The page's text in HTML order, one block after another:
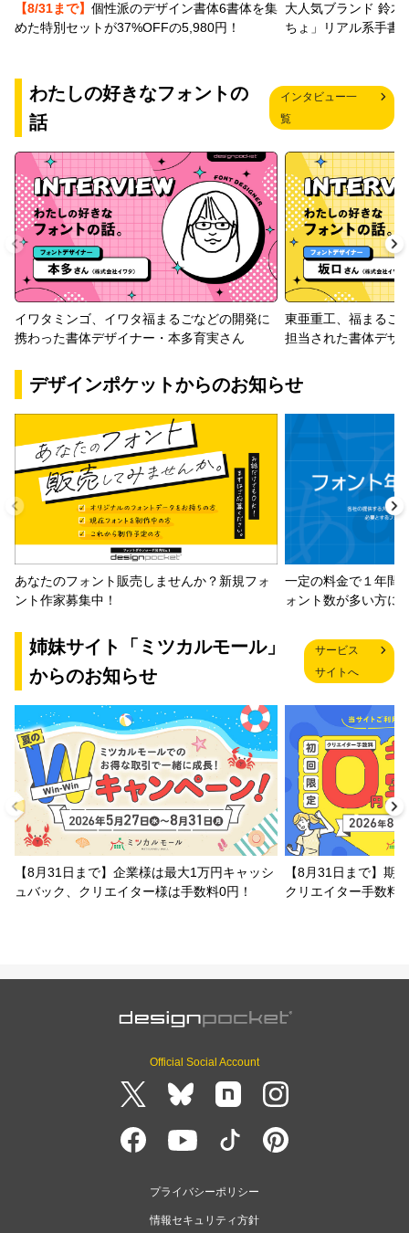
【8/31まで】 個性派のデザイン書体6書体を集
めた特別セットが37%OFFの5,980円！
大人気ブランド 鈴木
ちょ」リアル系手書
わたしの好きなフォントの
話
インタビュー一
覧
イワタミンゴ、イワタ福まるごなどの開発に
携わった書体デザイナー・本多育実さん
東亜重工、福まるご
担当された書体デザ
デザインポケットからのお知らせ
あなたのフォント販売しませんか？新規フォ
ント作家募集中！
一定の料金で１年間
ォント数が多い方に
姉妹サイト「ミツカルモール」
からのお知らせ
サービス
サイトへ
【8月31日まで】企業様は最大1万円キャッシ
ュバック、クリエイター様は手数料0円！
【8月31日まで】期
クリエイター手数料
Official Social Account
プライバシーポリシー
情報セキュリティ方針